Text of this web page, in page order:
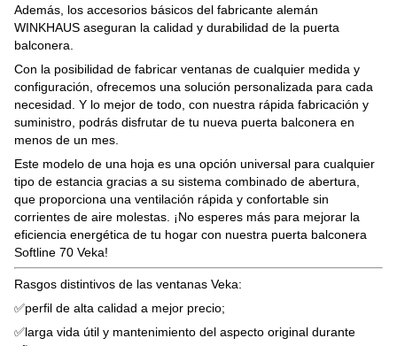
Además, los accesorios básicos del fabricante alemán
WINKHAUS aseguran la calidad y durabilidad de la puerta
balconera.
Con la posibilidad de fabricar ventanas de cualquier medida y
configuración, ofrecemos una solución personalizada para cada
necesidad. Y lo mejor de todo, con nuestra rápida fabricación y
suministro, podrás disfrutar de tu nueva puerta balconera en
menos de un mes.
Este modelo de una hoja es una opción universal para cualquier
tipo de estancia gracias a su sistema combinado de abertura,
que proporciona una ventilación rápida y confortable sin
corrientes de aire molestas. ¡No esperes más para mejorar la
eficiencia energética de tu hogar con nuestra puerta balconera
Softline 70 Veka!
Rasgos distintivos de las ventanas Veka:
✅perfil de alta calidad a mejor precio;
✅larga vida útil y mantenimiento del aspecto original durante